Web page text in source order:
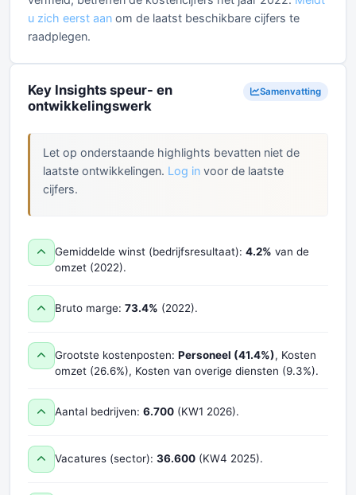
u zich eerst aan om de laatst beschikbare cijfers te
raadplegen.
Key Insights speur- en
ontwikkelingswerk
Samenvatting
Let op onderstaande highlights bevatten niet de
laatste ontwikkelingen. Log in voor de laatste
cijfers.
Gemiddelde winst (bedrijfsresultaat): 4.2% van de
omzet (2022).
Bruto marge: 73.4% (2022).
Grootste kostenposten: Personeel (41.4%), Kosten
omzet (26.6%), Kosten van overige diensten (9.3%).
Aantal bedrijven: 6.700 (KW1 2026).
Vacatures (sector): 36.600 (KW4 2025).